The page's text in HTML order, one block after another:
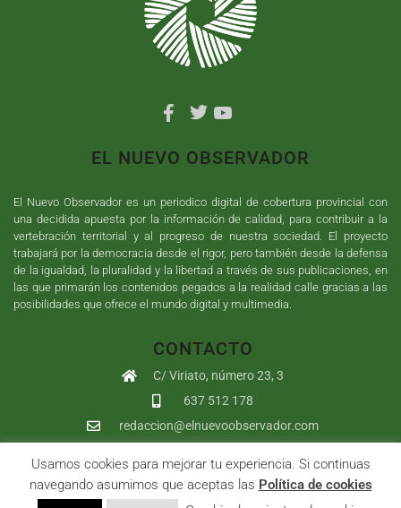
EL NUEVO OBSERVADOR
El Nuevo Observador es un periodico digital de cobertura provincial con
una decidida apuesta por la información de calidad, para contribuir a la
vertebración territorial y al progreso de nuestra sociedad. El proyecto
trabajará por la democracia desde el rigor, pero también desde la defensa
de la igualdad, la pluralidad y la libertad a través de sus publicaciones, en
las que primarán los contenidos pegados a la realidad calle gracias a las
posibilidades que ofrece el mundo digital y multimedia.
CONTACTO
C/ Viriato, número 23, 3
637 512 178
redaccion@elnuevoobservador.com
Copyright ©2026 El Nuevo Observador | Sumurdigital Diseño web
yDesarrollo| All Rights Reserved |
Usamos cookies para mejorar tu experiencia. Si continuas
navegando asumimos que aceptas las Política de cookies